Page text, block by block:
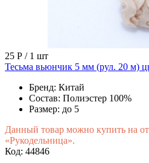
25 Р / 1 шт
Тесьма вьюнчик 5 мм (рул. 20 м)
Бренд: Китай
Состав: Полиэстер 100%
Размер: до 5
Данный товар можно купить на
«Рукодельница».
Код: 44846